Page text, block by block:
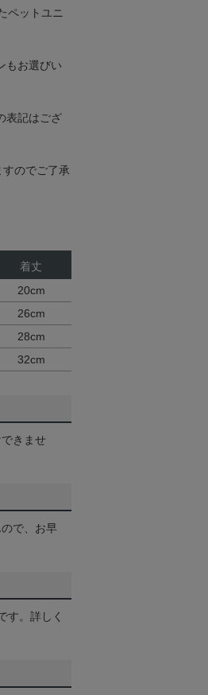
ペットユニ
もお選びい
表記はござ
のでご了承
着丈
20cm
26cm
28cm
32cm
きませ
で、お早
す。詳しく